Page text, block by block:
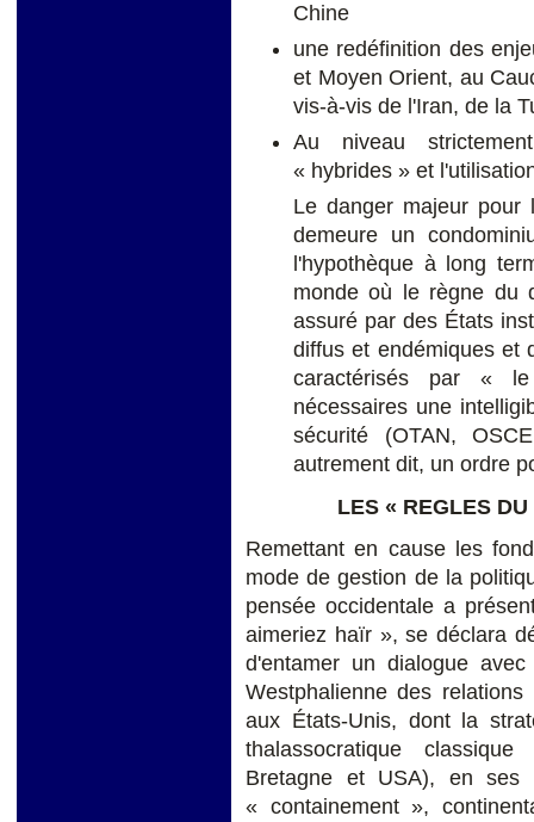
Chine
une redéfinition des
et Moyen Orient, au
vis-à-vis de l'Iran, de la
Au niveau
« hybrides » et
Le danger majeur pour
demeure un
l'hypothèque à long
monde où le règne du
assuré par des États
diffus et endémiques et
caractérisés par «
nécessaires une
sécurité (OTAN,
autrement dit, un ordre
LES « REGLES
Remettant en cause les
mode de gestion de la
pensée occidentale a
aimeriez haïr », se déclara
d'entamer un dialogue
Westphalienne des
aux États-Unis, dont la
thalassocratique
Bretagne et USA), en ses
« containement »,